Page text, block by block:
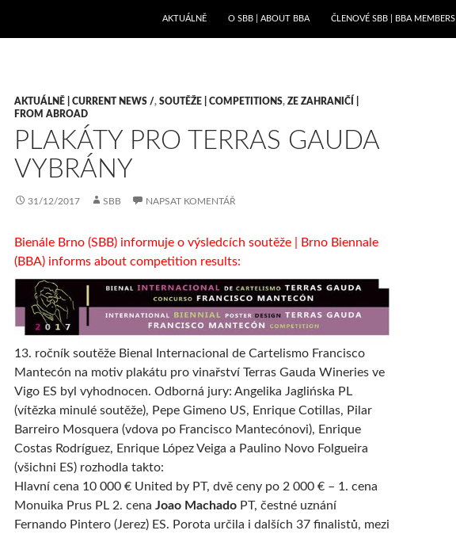
AKTUÁLNĚ
O SBB | ABOUT BBA ČLENOVÉ SBB | BBA MEMBERS
AKTUÁLNĚ | CURRENT NEWS /, SOUTĚŽE | COMPETITIONS, ZE ZAHRANIČÍ |
FROM ABROAD
PLAKÁTY PRO TERRAS GAUDA
VYBRÁNY
31/12/2017 SBB NAPSAT KOMENTÁŘ
Bienále Brno (SBB) informuje o výsledcích soutěže | Brno Biennale
(BBA) informs about competition results:
13. ročník soutěže Bienal Internacional de Cartelismo Francisco
Mantecón na motiv plakátu pro vinařství Terras Gauda Wineries ve
Vigo ES byl vyhodnocen. Odborná jury: Angelika Jaglińska PL
(vítězka minulé soutěže), Pepe Gimeno US, Enrique Cotillas, Pilar
Barreiro Mosquera (vdova po Francisco Mantecónovi), Enrique
Costas Rodríguez, Enrique López Veiga a Paulino Novo Folgueira
(všichni ES) rozhodla takto:
Hlavní cena 10 000 € United by PT, dvě ceny po 2 000 € – 1. cena
Monuika Prus PL 2. cena Joao Machado PT, čestné uznání
Fernando Pintero (Jerez) ES. Porota určila i dalších 37 finalistů, mezi